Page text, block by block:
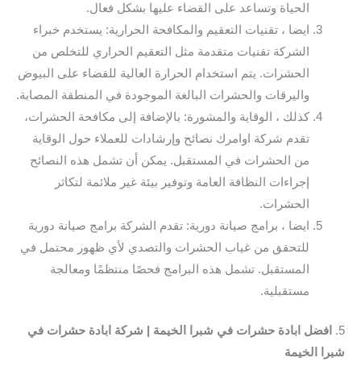
الحياة وتساعد على القضاء عليها بشكل فعال.
ايضا ، تقنيات التعقيم والمكافحة الحرارية: يستخدم خبراء
الشركة تقنيات متقدمة مثل التعقيم الحراري للتخلص من
الحشرات. يتم استخدام الحرارة العالية للقضاء على البيوض
واليرقات والحشرات البالغة الموجودة في المنطقة المصابة.
كذلك ، الوقاية والمشورة: بالإضافة إلى مكافحة الحشرات،
تقدم شركة اوامرك نصائح وإرشادات للعملاء حول الوقاية
من الحشرات في المستقبل. يمكن أن تشمل هذه النصائح
إجراءات النظافة العامة وتوفير بيئة غير ملائمة لتكاثر
الحشرات.
ايضا ، برامج صيانة دورية: تقدم الشركة برامج صيانة دورية
للتحقق من غياب الحشرات والتصدي لأي ظهور محتمل في
المستقبل. تشمل هذه البرامج فحصًا منتظمًا ومعالجة
مستقبلية.
5.
افضل ابادة حشرات في شبرا الخيمة | شركة ابادة حشرات في
شبرا الخيمة